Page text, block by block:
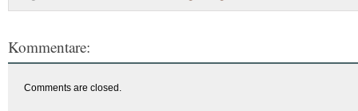
Kommentare:
Comments are closed.